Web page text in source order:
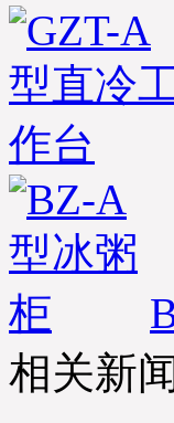
相关新